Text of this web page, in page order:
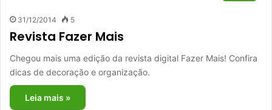
31/12/2014 5
Revista Fazer Mais
Chegou mais uma edição da revista digital Fazer Mais! Confira
dicas de decoração e organização.
Leia mais »